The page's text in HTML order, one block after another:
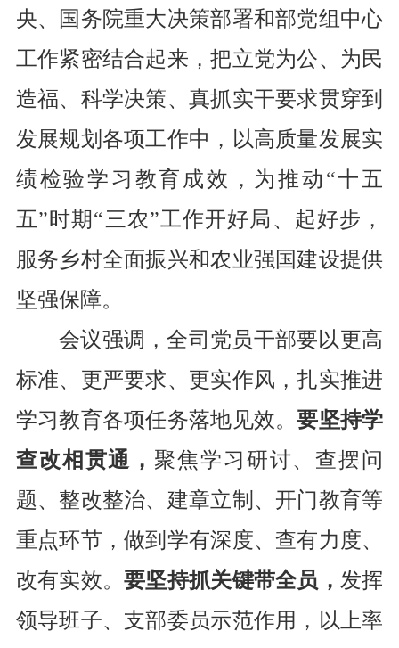
央、国务院重大决策部署和部党组中心
工作紧密结合起来 ，把立党为公、为民
造福、科学决策、真抓实干要求贯穿到
发展规划各项工作中， 以高质量发展实
绩检验学习教育成效 ， 为推动 “十五
五”时期“三农”工作开好局、起好步，
服务乡村全面振兴和农业强国建设提供
坚强保障。
会议强调，全司党员干部要以更高
标准、更严要求、更实作风，扎实推进
学习教育各项任务落地见效。要坚持学
查改相 贯通 ， 聚焦学习研讨、查摆问
题、整改整治、建章立制、开门教育等
重点环节 ，做到学有深度、查有力度、
改有实效。要坚持抓关键带全员， 发挥
领导班子、支部委员示范作用，以上率